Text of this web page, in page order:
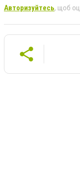
Авторизуйтесь, щоб